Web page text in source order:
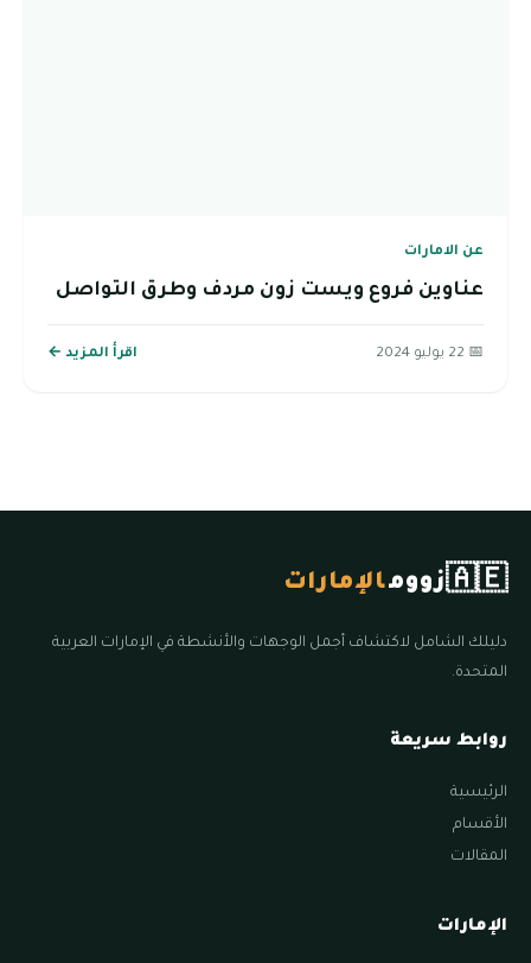
عن الامارات
عناوين فروع ويست زون مردف وطرق التواصل
📅 22 يوليو 2024 اقرأ المزيد ←
🇦🇪زوومالإمارات
دليلك الشامل لاكتشاف أجمل الوجهات والأنشطة في الإمارات العربية
المتحدة.
روابط سريعة
الرئيسية
الأقسام
المقالات
الإمارات